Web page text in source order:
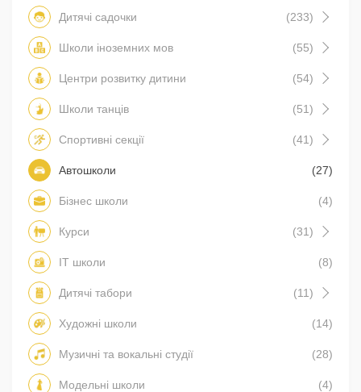
Дитячі садочки (233)
Школи іноземних мов (55)
Центри розвитку дитини (54)
Школи танців (51)
Спортивні секції (41)
Автошколи (27)
Бізнес школи (4)
Курси (31)
IT школи (8)
Дитячі табори (11)
Художні школи (14)
Музичні та вокальні студії (28)
Модельні школи (4)